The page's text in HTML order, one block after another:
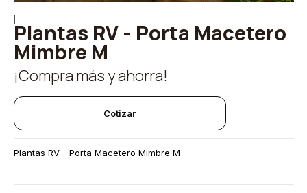
Plantas RV - Porta Macetero
Mimbre M
¡Compra más y ahorra!
Cotizar
Plantas RV - Porta Macetero Mimbre M